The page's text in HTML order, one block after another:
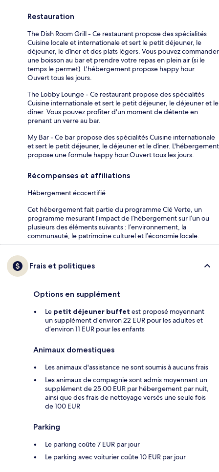
Restauration
The Dish Room Grill - Ce restaurant propose des spécialités
Cuisine locale et internationale et sert le petit déjeuner, le
déjeuner, le dîner et des plats légers. Vous pouvez commander
une boisson au bar et prendre votre repas en plein air (si le
temps le permet). L'hébergement propose happy hour.
Ouvert tous les jours.
The Lobby Lounge - Ce restaurant propose des spécialités
Cuisine internationale et sert le petit déjeuner, le déjeuner et le
dîner. Vous pouvez profiter d'un moment de détente en
prenant un verre au bar.
My Bar - Ce bar propose des spécialités Cuisine internationale
et sert le petit déjeuner, le déjeuner et le dîner. L'hébergement
propose une formule happy hour.Ouvert tous les jours.
Récompenses et affiliations
Hébergement écocertifié
Cet hébergement fait partie du programme Clé Verte, un
programme mesurant l’impact de l’hébergement sur l’un ou
plusieurs des éléments suivants : l’environnement, la
communauté, le patrimoine culturel et l’économie locale.
Frais et politiques
Options en supplément
Le petit déjeuner buffet est proposé moyennant
un supplément d’environ 22 EUR pour les adultes et
d’environ 11 EUR pour les enfants
Animaux domestiques
Les animaux d'assistance ne sont soumis à aucuns frais
Les animaux de compagnie sont admis moyennant un
supplément de 25.00 EUR par hébergement par nuit,
ainsi que des frais de nettoyage versés une seule fois
de 100 EUR
Parking
Le parking coûte 7 EUR par jour
Le parking avec voiturier coûte 10 EUR par jour